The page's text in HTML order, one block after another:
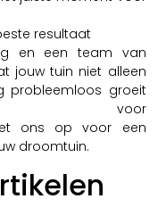
resultaat
en een team van
jouw tuin niet alleen
probleemloos groeit
voor
ons op voor een
droomtuin.